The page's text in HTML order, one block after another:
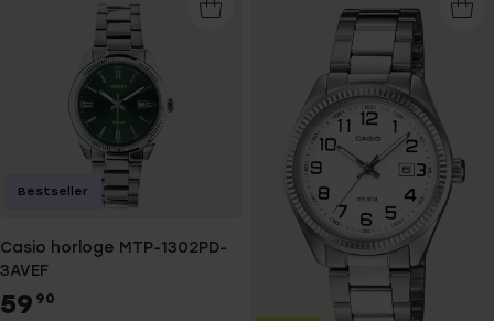
Casio horloge MTP-1302PD-
3AVEF
59 90
Bestseller